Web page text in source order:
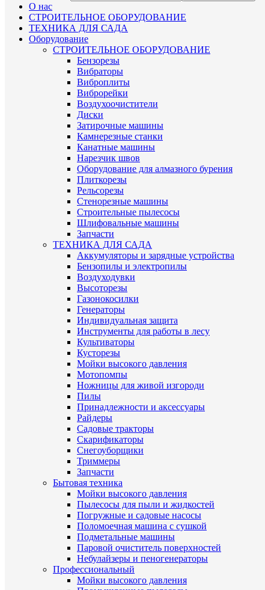
О нас
СТРОИТЕЛЬНОЕ ОБОРУДОВАНИЕ
ТЕХНИКА ДЛЯ САДА
Оборудование
СТРОИТЕЛЬНОЕ ОБОРУДОВАНИЕ
Бензорезы
Вибраторы
Виброплиты
Виброрейки
Воздухоочистители
Диски
Затирочные машины
Камнерезные станки
Канатные машины
Нарезчик швов
Оборудование для алмазного бурения
Плиткорезы
Рельсорезы
Стенорезные машины
Строительные пылесосы
Шлифовальные машины
Запчасти
ТЕХНИКА ДЛЯ САДА
Аккумуляторы и зарядные устройства
Бензопилы и электропилы
Воздуходувки
Высоторезы
Газонокосилки
Генераторы
Индивидуальная защита
Инструменты для работы в лесу
Культиваторы
Кусторезы
Мойки высокого давления
Мотопомпы
Ножницы для живой изгороди
Пилы
Принадлежности и аксессуары
Райдеры
Садовые тракторы
Скарификаторы
Снегоуборщики
Триммеры
Запчасти
Бытовая техника
Мойки высокого давления
Пылесосы для пыли и жидкостей
Погружные и садовые насосы
Поломоечная машина с сушкой
Подметальные машины
Паровой очиститель поверхностей
Небулайзеры и пеногенераторы
Профессиональный
Мойки высокого давления